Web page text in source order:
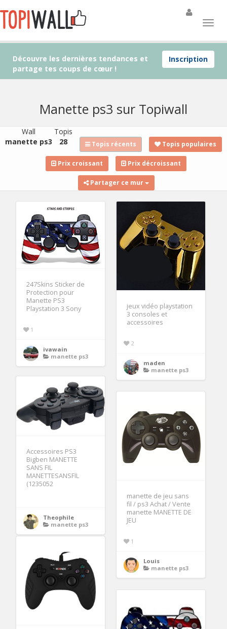
Inscription
Découvre les dernières tendances et
partage tes coups de cœur !
Manette ps3 sur Topiwall
Wall
manette ps3
Topis
28
Topis récents Topis populaires
Prix croissant Prix décroissant
Partager ce mur
247Skins Sticker de
Protection pour
Manette PS3
Playstation 3 Sony
1
ivawain
manette ps3
jeux vidéo playstation
3 consoles et
accessoires
2
maden
manette ps3
Accessoires PS3
Bigben MANETTE
SANS FIL
MANETTESANSFIL
(1235052
Theophile
manette ps3
manette de jeu sans
fil / ps3 Achat / Vente
manette MANETTE DE
JEU
1
Louis
manette ps3